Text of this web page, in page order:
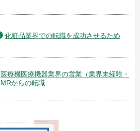
化粧品業界での転職を成功させるため
医療機医療機器業界の営業（業界未経験・
MRからの転職